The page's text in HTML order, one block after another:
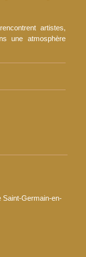
artistes,
une atmosphère
Saint-Germain-en-